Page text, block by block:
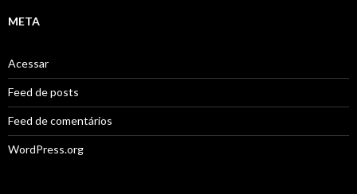
META
Acessar
Feed de posts
Feed de comentários
WordPress.org